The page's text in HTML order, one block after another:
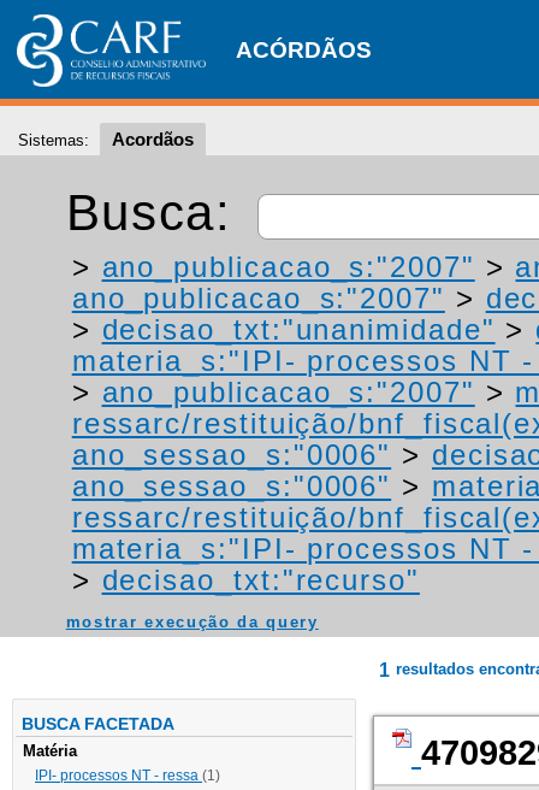
ACÓRDÃOS
Sistemas: Acordãos
Busca:
> ano_publicacao_s:"2007" >
ano_publicacao_s:"2007" >
> decisao_txt:"unanimidade" >
materia_s:"IPI- processos NT
> ano_publicacao_s:"2007" >
ressarc/restituição/
ano_sessao_s:"0006" >
ano_sessao_s:"0006" >
ressarc/restituição/
materia_s:"IPI- processos NT
> decisao_txt:"recurso"
mostrar execução da query
BUSCA FACETADA
Matéria
IPI- processos NT - ressa (1)
1 resultados